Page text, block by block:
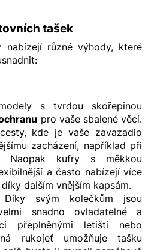
tašek
různé výhody, které
s tvrdou skořepinou
pro vaše sbalené věci.
kde je vaše zavazadlo
zacházení, například při
Naopak kufry s měkkou
a často nabízejí více
dalším vnějším kapsám.
svým kolečkům jsou
snadno ovladatelné a
přeplněnými letišti nebo
rukojeť umožňuje tašku